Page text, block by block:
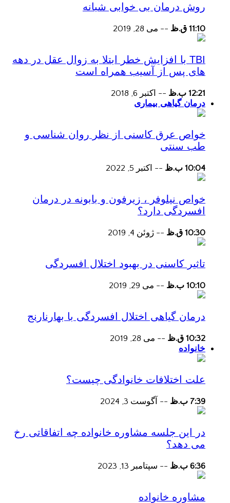
روش درمان بی خوابی شبانه
11:10 ق.ظ -- می 28, 2019
TBI با افزایش خطر ابتلا به زوال عقل در دهه
های پس از آسیب همراه است
12:21 ب.ظ -- اکتبر 6, 2018
درمان گیاهی بیماری
خواص عرق کاسنی از نظر روان شناسی و
طب سنتی
10:04 ب.ظ -- اکتبر 5, 2022
خواص نیلوفر ، زیرفون و بابونه در درمان
افسردگی دارد؟
10:30 ق.ظ -- ژوئن 4, 2019
تاثیر کاسنی در بهبود اختلال افسردگی
10:10 ب.ظ -- می 29, 2019
درمان گیاهی اختلال افسردگی با بهارنارنج
10:32 ق.ظ -- می 28, 2019
خانواده
علت اختلافات خانوادگی چیست؟
7:39 ب.ظ -- آگوست 3, 2024
در این جلسه مشاوره خانواده چه اتفاقاتی رخ
می دهد؟
6:36 ب.ظ -- سپتامبر 13, 2023
مشاوره خانواده